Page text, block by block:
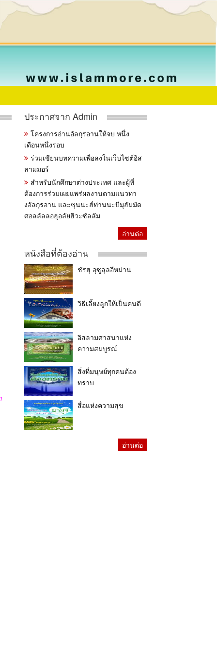
ประกาศจาก Admin
โครงการอ่านอัลกุรอานให้จบ หนึ่ง
เดือนหนึ่งรอบ
ร่วมเขียนบทความเพื่อลงในเว็บไซต์อิส
ลามมอร์
สำหรับนักศึกษาต่างประเทศ และผู้ที่
ต้องการร่วมเผยแพร่ผลงานตามแนวทา
งอัลกุรอาน และซุนนะฮ์ท่านนะบีมุฮัมมัด
ศอลลัลลอฮุอลัยฮิวะซัลลัม
อ่านต่อ
หนังสือที่ต้องอ่าน
ชัรฮุ อุซูลุลอีหม่าน
วิธีเลี้ยงลูกให้เป็นคนดี
อิสลามศาสนาแห่ง
ความสมบูรณ์
สิ่งที่มนุษย์ทุกคนต้อง
ทราบ
สื่อแห่งความสุข
อ่านต่อ